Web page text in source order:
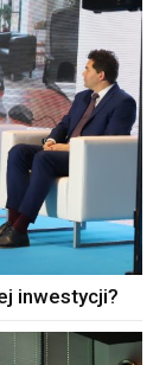
inwestycji?